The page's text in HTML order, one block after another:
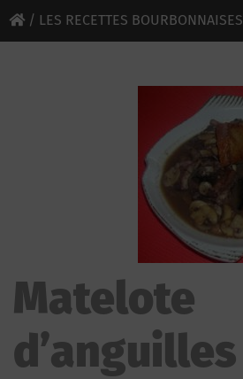
/ LES RECETTES BOURBONNAISES
Matelote
d’anguilles